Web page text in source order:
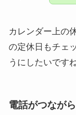
カレンダー上の
の定休日もチェ
うにしたいですね
電話がつなが